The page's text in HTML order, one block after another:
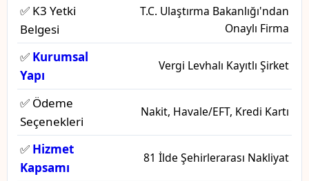
✅ K3 Yetki
Belgesi
T.C. Ulaştırma Bakanlığı'ndan
Onaylı Firma
✅ Kurumsal
Yapı
Vergi Levhalı Kayıtlı Şirket
✅ Ödeme
Seçenekleri
Nakit, Havale/EFT, Kredi Kartı
✅ Hizmet
Kapsamı
81 İlde Şehirlerarası Nakliyat